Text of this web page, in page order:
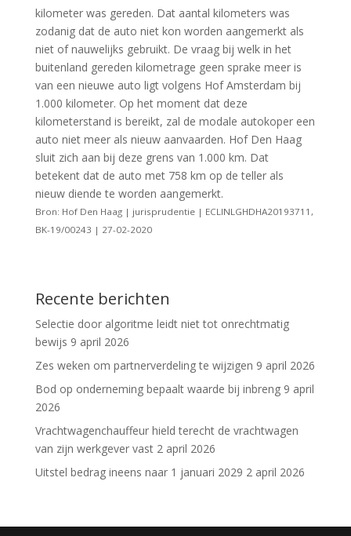
kilometer was gereden. Dat aantal kilometers was
zodanig dat de auto niet kon worden aangemerkt als
niet of nauwelijks gebruikt. De vraag bij welk in het
buitenland gereden kilometrage geen sprake meer is
van een nieuwe auto ligt volgens Hof Amsterdam bij
1.000 kilometer. Op het moment dat deze
kilometerstand is bereikt, zal de modale autokoper een
auto niet meer als nieuw aanvaarden. Hof Den Haag
sluit zich aan bij deze grens van 1.000 km. Dat
betekent dat de auto met 758 km op de teller als
nieuw diende te worden aangemerkt.
Bron: Hof Den Haag | jurisprudentie | ECLINLGHDHA20193711,
BK-19/00243 | 27-02-2020
Recente berichten
Selectie door algoritme leidt niet tot onrechtmatig
bewijs 9 april 2026
Zes weken om partnerverdeling te wijzigen 9 april 2026
Bod op onderneming bepaalt waarde bij inbreng 9 april
2026
Vrachtwagenchauffeur hield terecht de vrachtwagen
van zijn werkgever vast 2 april 2026
Uitstel bedrag ineens naar 1 januari 2029 2 april 2026